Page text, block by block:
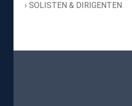
SOLISTEN & DIRIGENTEN